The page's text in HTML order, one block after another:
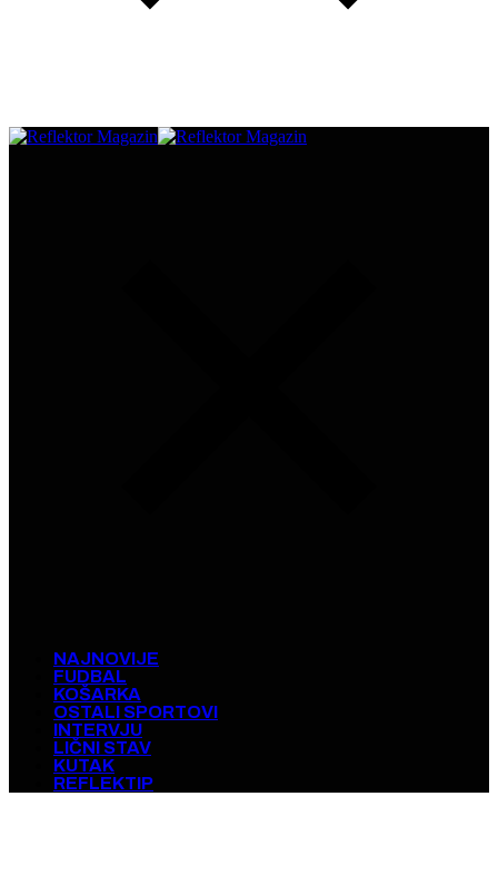
NAJNOVIJE
FUDBAL
KOŠARKA
OSTALI SPORTOVI
INTERVJU
LIČNI STAV
KUTAK
REFLEKTIP